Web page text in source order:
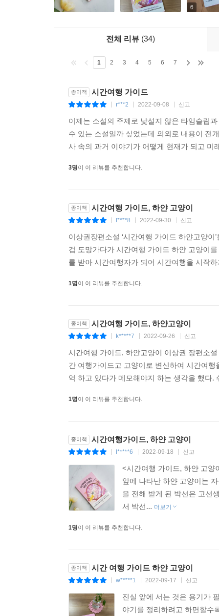
--- p.200~201
6
전체 리뷰 (34)
1 2 3 4 5 6 7
종이책 시간여행 가이드
r***2 2022-09-08 신고
이제는 소설의 주제로 낯설지 않은 타임슬립
수 있는 소설일까 싶었는데 의외로 내용이 전
사 속의 과거 이야기가 어떻게 현재가 되고
3명이 이 리뷰를 추천합니다.
종이책 시간여행 가이드, 하얀 고양이
l****8 2022-09-30 신고
이상권장편소설 ‘시간여행 가이드 하얀고양
겁 도망가다가 시간여행 가이드 하얀 고양이
를 받아 시간여행자가 되어 시간여행을 시작
1명이 이 리뷰를 추천합니다.
종이책 시간여행 가이드, 하얀고양이
k*****7 2022-09-26 신고
시간여행 가이드, 하얀고양이 이상권 장편소
간 여행가이드고 고양이로 변신하여 시간여
억 하고 있다가 메모해야지 하는 생각을 했다
1명이 이 리뷰를 추천합니다.
종이책 시간여행가이드, 하얀 고양이
l*****6 2022-09-18 신고
<시간여행 가이드, 하얀 고양
앞에 나타난 하얀 고양이는
을 전해 받게 된 박선은 고선
서 박선... 더보기
1명이 이 리뷰를 추천합니다.
종이책 시간 여행 가이드 하얀 고양이
w*****1 2022-09-17 신고
진실 앞에 서는 것은 용기가
야기를 정리하려고 하면할수